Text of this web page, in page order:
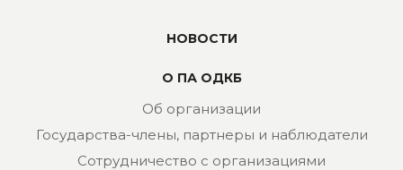
НОВОСТИ
О ПА ОДКБ
Об организации
Государства-члены, партнеры и наблюдатели
Сотрудничество с организациями